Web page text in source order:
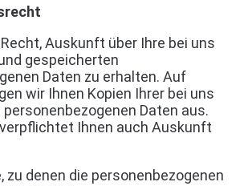
Auskunft über Ihre bei uns
gespeicherten
Daten zu erhalten. Auf
wir Ihnen Kopien Ihrer bei uns
Daten aus.
Ihnen auch Auskunft
zu denen die personenbezogenen